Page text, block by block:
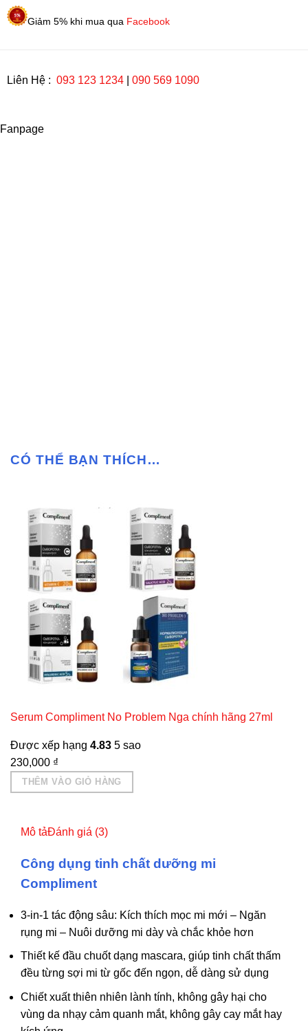
Giảm 5% khi mua qua Facebook
Liên Hệ : 093 123 1234 090 569 1090
Fanpage
CÓ THỂ BẠN THÍCH…
Serum Compliment No Problem Nga chính hãng 27ml
Được xếp hạng 4.835 sao
230,000 ₫
THÊM VÀO GIỎ HÀNG
Mô tảĐánh giá (3)
Công dụng tinh chất dưỡng mi
Compliment
3-in-1 tác động sâu: Kích thích mọc mi mới – Ngăn
rụng mi – Nuôi dưỡng mi dày và chắc khỏe hơn
Thiết kế đầu chuốt dạng mascara, giúp tinh chất thấm
đều từng sợi mi từ gốc đến ngọn, dễ dàng sử dụng
Chiết xuất thiên nhiên lành tính, không gây hại cho
vùng da nhạy cảm quanh mắt, không gây cay mắt hay